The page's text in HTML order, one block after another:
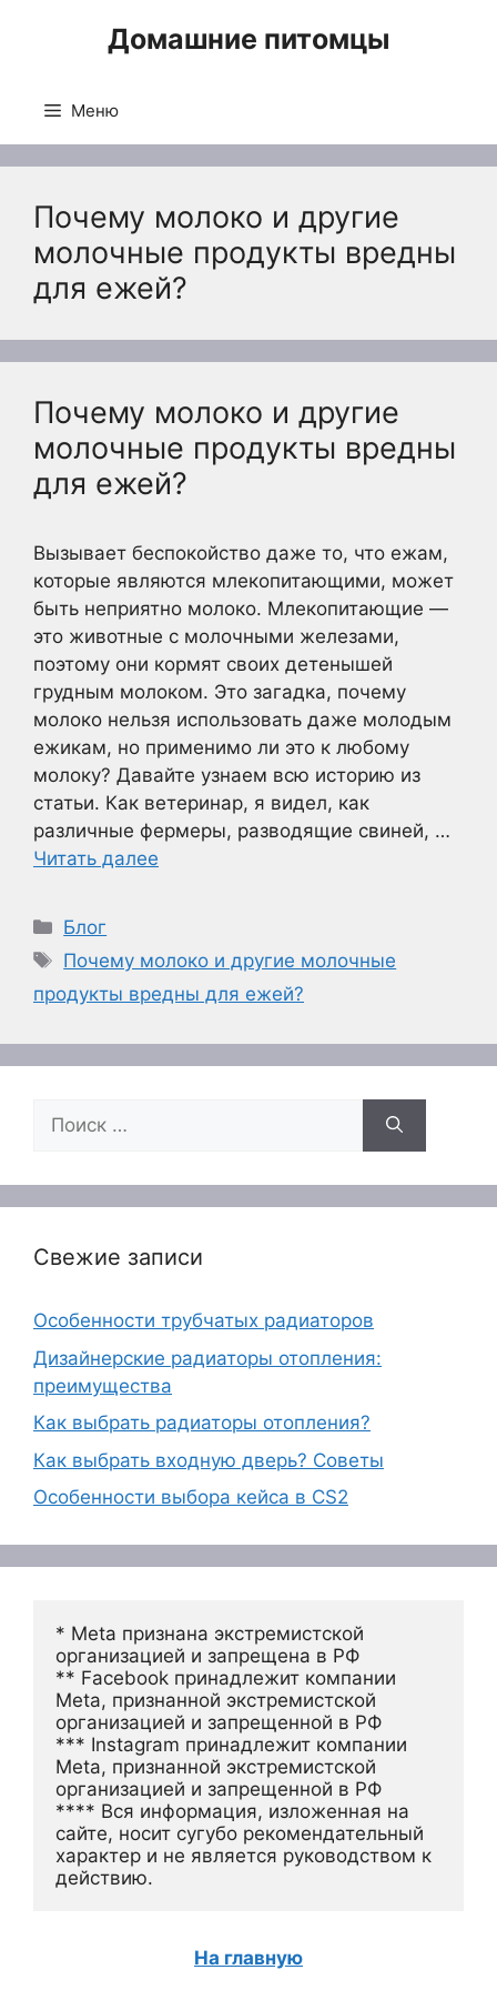
Домашние питомцы
Меню
Почему молоко и другие
молочные продукты вредны
для ежей?
Почему молоко и другие
молочные продукты вредны
для ежей?
Вызывает беспокойство даже то, что ежам,
которые являются млекопитающими, может
быть неприятно молоко. Млекопитающие —
это животные с молочными железами,
поэтому они кормят своих детенышей
грудным молоком. Это загадка, почему
молоко нельзя использовать даже молодым
ежикам, но применимо ли это к любому
молоку? Давайте узнаем всю историю из
статьи. Как ветеринар, я видел, как
различные фермеры, разводящие свиней, …
Читать далее
Рубрики
Блог
Метки
Почему молоко и другие молочные
продукты вредны для ежей?
Поиск:
Свежие записи
Особенности трубчатых радиаторов
Дизайнерские радиаторы отопления:
преимущества
Как выбрать радиаторы отопления?
Как выбрать входную дверь? Советы
Особенности выбора кейса в CS2
* Meta признана экстремистской
организацией и запрещена в РФ
** Facebook принадлежит компании
Meta, признанной экстремистской
организацией и запрещенной в РФ
*** Instagram принадлежит компании
Meta, признанной экстремистской
организацией и запрещенной в РФ
**** Вся информация, изложенная на
сайте, носит сугубо рекомендательный
характер и не является руководством к
действию.
На главную